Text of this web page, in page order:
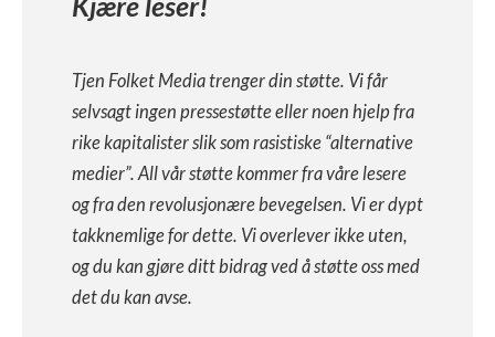
Tjen Folket Media trenger din støtte. Vi får
selvsagt ingen pressestøtte eller noen hjelp fra
rike kapitalister slik som rasistiske “alternative
medier”. All vår støtte kommer fra våre lesere
og fra den revolusjonære bevegelsen. Vi er dypt
takknemlige for dette. Vi overlever ikke uten,
og du kan gjøre ditt bidrag ved å støtte oss med
det du kan avse.